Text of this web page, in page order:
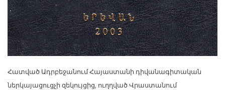
Հատված Ադրբեջանում Հայաստանի դիվանագիտական
ներկայացուցչի զեկույցից, ուղղված Վրաստանում